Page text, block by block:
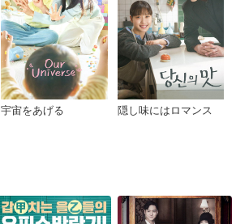
宇宙をあげる 隠し味にはロマンス